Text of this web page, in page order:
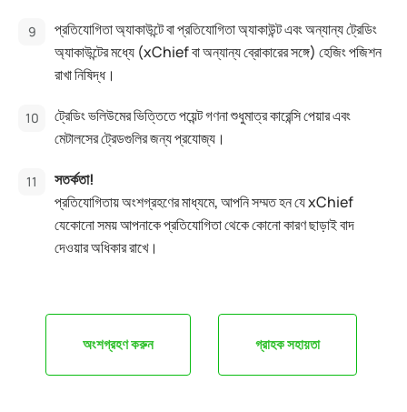
প্রতিযোগিতা অ্যাকাউন্টে বা প্রতিযোগিতা অ্যাকাউন্ট এবং অন্যান্য ট্রেডিং
অ্যাকাউন্টের মধ্যে (xChief বা অন্যান্য ব্রোকারের সঙ্গে) হেজিং পজিশন
রাখা নিষিদ্ধ।
ট্রেডিং ভলিউমের ভিত্তিতে পয়েন্ট গণনা শুধুমাত্র কারেন্সি পেয়ার এবং
মেটালসের ট্রেডগুলির জন্য প্রযোজ্য।
সতর্কতা!
প্রতিযোগিতায় অংশগ্রহণের মাধ্যমে, আপনি সম্মত হন যে xChief
যেকোনো সময় আপনাকে প্রতিযোগিতা থেকে কোনো কারণ ছাড়াই বাদ
দেওয়ার অধিকার রাখে।
অংশগ্রহণ করুন গ্রাহক সহায়তা